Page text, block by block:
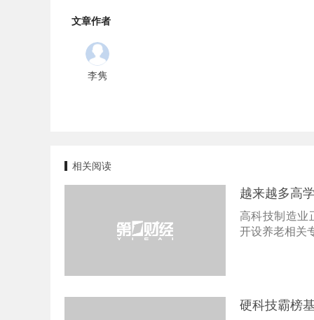
文章作者
李隽
相关阅读
越来越多高
高科技制造业
开设养老相关
硬科技霸榜